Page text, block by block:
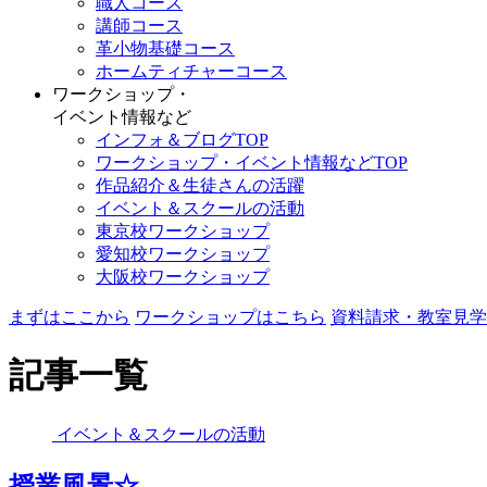
講師コース
革小物基礎コース
ホームティチャーコース
ワークショップ・
イベント情報など
インフォ＆ブログTOP
ワークショップ・イベント情報などTOP
作品紹介＆生徒さんの活躍
イベント＆スクールの活動
東京校ワークショップ
愛知校ワークショップ
大阪校ワークショップ
まずはここから ワークショップはこちら 資料請求・教室見
記事一覧
イベント＆スクールの活動